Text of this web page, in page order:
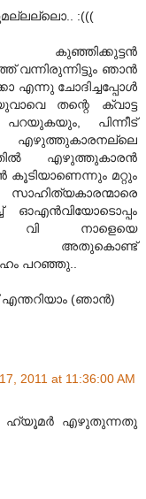
:(((
കുഞ്ഞിക്കുട്ടൻ
വന്നിരുന്നിട്ടും ഞാൻ
എന്നു ചോദിച്ചപ്പോൾ
തന്റെ ക്വാട്ട
പിന്നീട്
എഴുത്തുകാരൻ
കൂടിയാണെന്നും മറ്റും
ഓഎൻ‌വിയോടൊപ്പം
വി നാളെയെ
അതുകൊണ്ട്
പറഞ്ഞു..
(ഞാൻ)
2011 at 11:36:00 AM
ഹ്യൂമര്‍ എഴുതുന്നതു